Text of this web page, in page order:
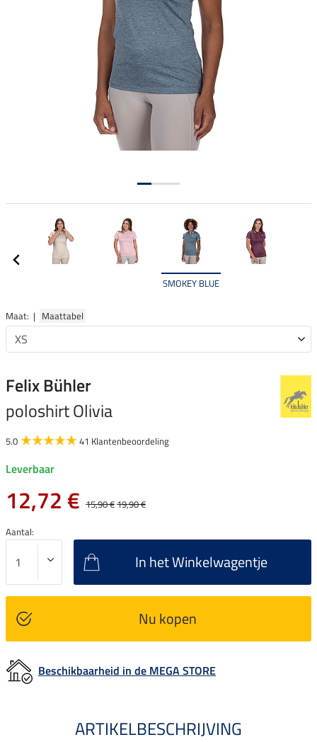
SMOKEY BLUE
Maat: | Maattabel
Felix Bühler
poloshirt Olivia
5.0 41 Klantenbeoordeling
Leverbaar
12,72 € 15,90 €19,90 €
Aantal:
In het Winkelwagentje
Nu kopen
Beschikbaarheid in de MEGA STORE
ARTIKELBESCHRIJVING